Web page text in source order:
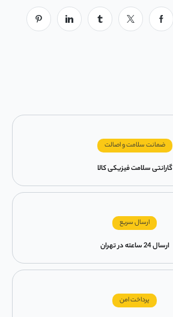
ضمانت سلامت و اصالت
گارانتی سلامت فیزیکی کالا
ارسال سریع
ارسال 24 ساعته در تهران
پرداخت امن